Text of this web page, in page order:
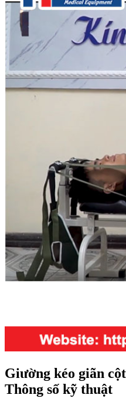
Giường kéo giãn
Thông số kỹ thuật